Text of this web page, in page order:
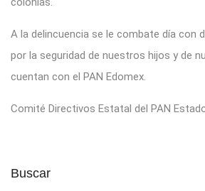
A la delincuencia se le combate día con
por la seguridad de nuestros hijos y de
cuentan con el PAN Edomex.
Comité Directivos Estatal del PAN
Buscar